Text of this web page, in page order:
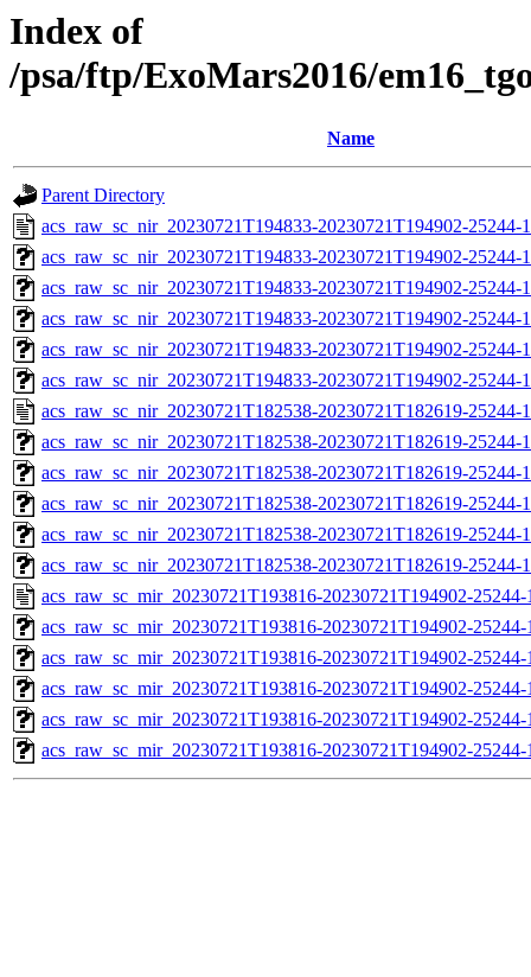
Index of
/psa/ftp/ExoMars2016/
Name
Parent Directory
acs_raw_sc_nir_20230721T194833-20230721T194902-25244-
acs_raw_sc_nir_20230721T194833-20230721T194902-25244-
acs_raw_sc_nir_20230721T194833-20230721T194902-25244-
acs_raw_sc_nir_20230721T194833-20230721T194902-25244-
acs_raw_sc_nir_20230721T194833-20230721T194902-25244-
acs_raw_sc_nir_20230721T194833-20230721T194902-
acs_raw_sc_nir_20230721T182538-20230721T182619-25244-
acs_raw_sc_nir_20230721T182538-20230721T182619-25244-
acs_raw_sc_nir_20230721T182538-20230721T182619-25244-
acs_raw_sc_nir_20230721T182538-20230721T182619-25244-
acs_raw_sc_nir_20230721T182538-20230721T182619-25244-
acs_raw_sc_nir_20230721T182538-20230721T182619-
acs_raw_sc_mir_20230721T193816-20230721T194902-
acs_raw_sc_mir_20230721T193816-20230721T194902-
acs_raw_sc_mir_20230721T193816-20230721T194902-
acs_raw_sc_mir_20230721T193816-20230721T194902-
acs_raw_sc_mir_20230721T193816-20230721T194902-
acs_raw_sc_mir_20230721T193816-20230721T194902-